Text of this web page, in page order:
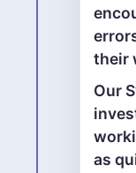
their
Our
as